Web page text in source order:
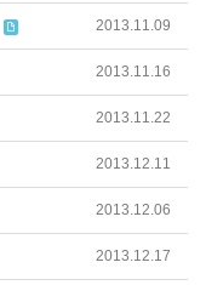
2013.11.09
2013.11.16
2013.11.22
2013.12.11
2013.12.06
2013.12.17